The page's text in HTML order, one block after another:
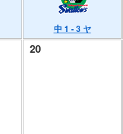
中 1 - 3 ヤ
20